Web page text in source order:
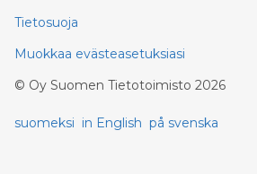
Tietosuoja
Muokkaa evästeasetuksiasi
© Oy Suomen Tietotoimisto 2026
suomeksi in English på svenska